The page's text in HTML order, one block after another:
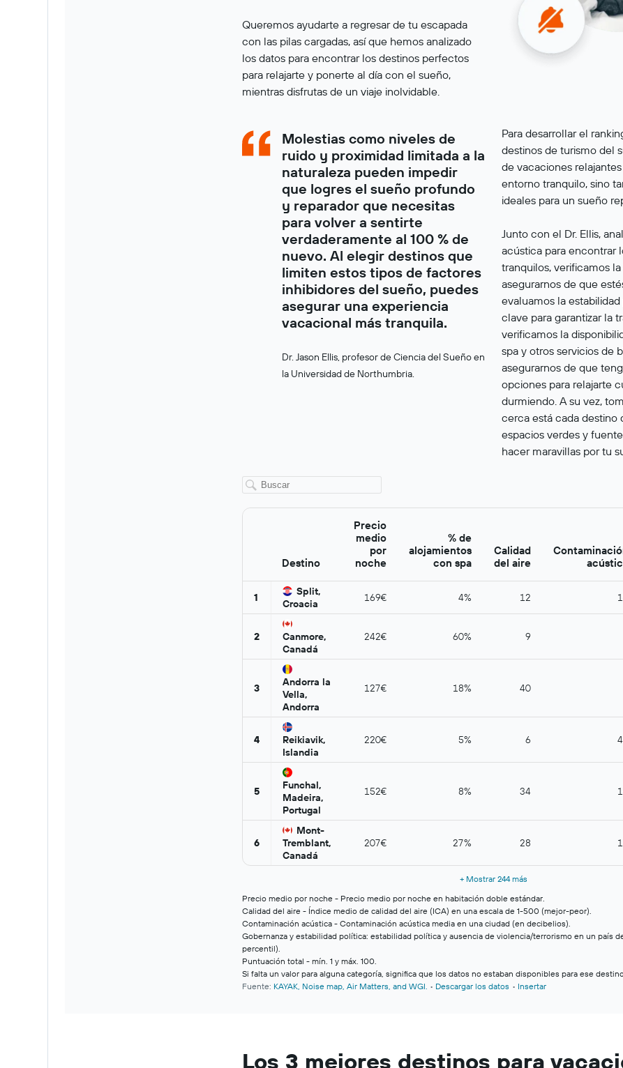
Queremos ayudarte a regresar de tu escapada
con las pilas cargadas, así que hemos analizado
los datos para encontrar los destinos perfectos
para relajarte y ponerte al día con el sueño,
mientras disfrutas de un viaje inolvidable.
Molestias como niveles de
ruido y proximidad limitada a la
naturaleza pueden impedir
que logres el sueño profundo
y reparador que necesitas
para volver a sentirte
verdaderamente al 100 % de
nuevo. Al elegir destinos que
limiten estos tipos de factores
inhibidores del sueño, puedes
asegurar una experiencia
vacacional más tranquila.
Dr. Jason Ellis, profesor de Ciencia del Sueño en
la Universidad de Northumbria.
Para desarrollar el
destinos de turismo del
de vacaciones
entorno tranquilo, sino
ideales para un sueño
Junto con el Dr. Ellis,
acústica para encontrar
tranquilos, verificamos
asegurarnos de que
evaluamos la
clave para garantizar la
verificamos la
spa y otros servicios de
asegurarnos de que
opciones para relajarte
durmiendo. A su vez,
cerca está cada destino
espacios verdes y
hacer maravillas por tu
Los 3 mejores destinos para